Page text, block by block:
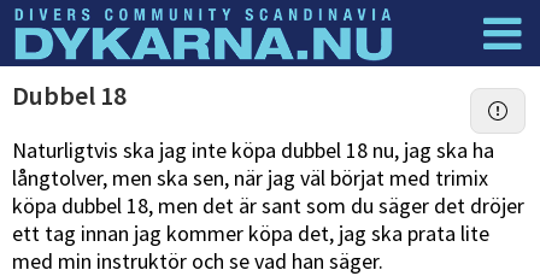
Dyknyheter Logga in
Dubbel 18
Naturligtvis ska jag inte köpa dubbel 18 nu, jag ska ha
långtolver, men ska sen, när jag väl börjat med trimix
köpa dubbel 18, men det är sant som du säger det dröjer
ett tag innan jag kommer köpa det, jag ska prata lite
med min instruktör och se vad han säger.